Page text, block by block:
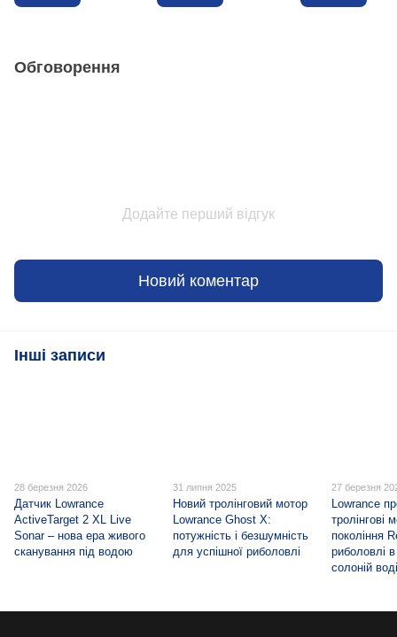
Обговорення
Додайте перший відгук
Новий коментар
Інші записи
28 березня 2026
Датчик Lowrance
ActiveTarget 2 XL Live
Sonar – нова ера живого
сканування під водою
31 липня 2025
Новий тролінговий мотор
Lowrance Ghost X:
потужність і безшумність
для успішної риболовлі
27 березня
Lowrance
тролінгові
покоління
риболовлі в
солоній